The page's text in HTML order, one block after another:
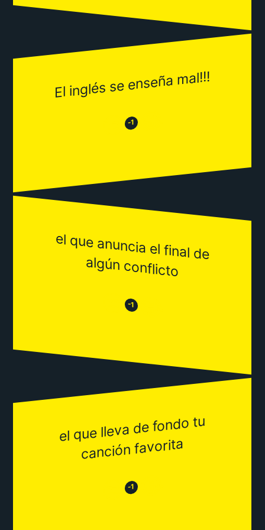
El inglés se enseña mal!!!
😒 -1 😂
el que anuncia el final de
algún conflicto
😒 -1 😂
el que lleva de fondo tu
canción favorita
😒 -1 😂